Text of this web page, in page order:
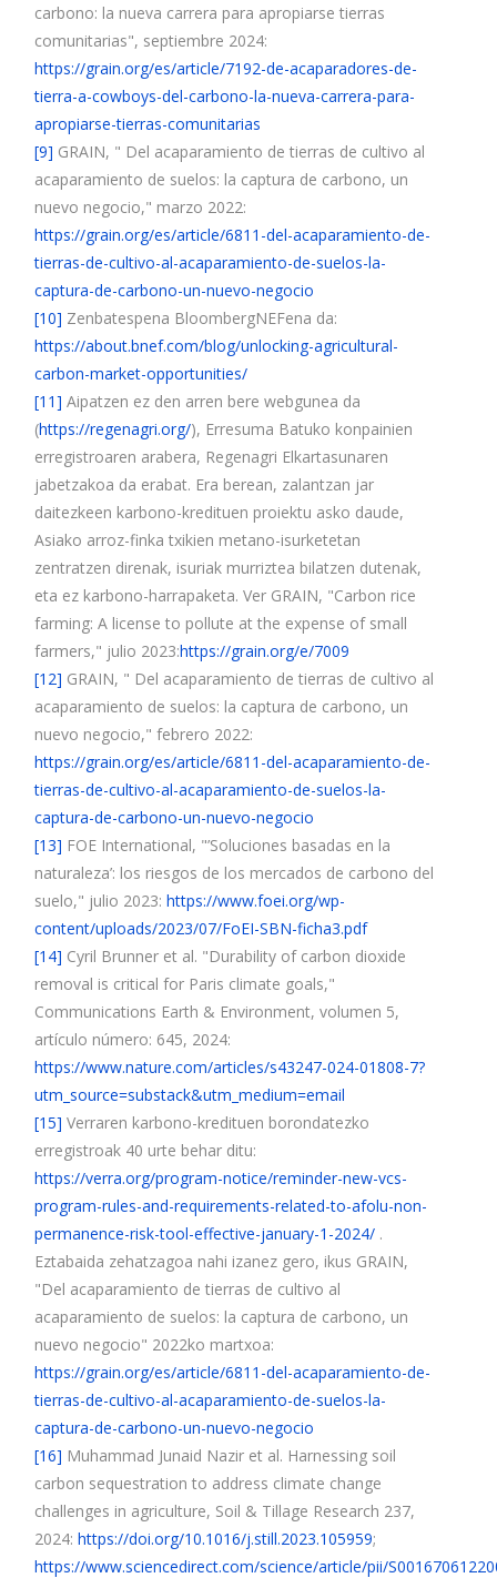
carbono: la nueva carrera para apropiarse tierras
comunitarias", septiembre 2024:
https://grain.org/es/article/7192-de-acaparadores-de-
tierra-a-cowboys-del-carbono-la-nueva-carrera-para-
apropiarse-tierras-comunitarias
[9] GRAIN, " Del acaparamiento de tierras de cultivo al
acaparamiento de suelos: la captura de carbono, un
nuevo negocio," marzo 2022:
https://grain.org/es/article/6811-del-acaparamiento-de-
tierras-de-cultivo-al-acaparamiento-de-suelos-la-
captura-de-carbono-un-nuevo-negocio
[10] Zenbatespena BloombergNEFena da:
https://about.bnef.com/blog/unlocking-agricultural-
carbon-market-opportunities/
[11] Aipatzen ez den arren bere webgunea da
(https://regenagri.org/), Erresuma Batuko konpainien
erregistroaren arabera, Regenagri Elkartasunaren
jabetzakoa da erabat. Era berean, zalantzan jar
daitezkeen karbono-kredituen proiektu asko daude,
Asiako arroz-finka txikien metano-isurketetan
zentratzen direnak, isuriak murriztea bilatzen dutenak,
eta ez karbono-harrapaketa. Ver GRAIN, "Carbon rice
farming: A license to pollute at the expense of small
farmers," julio 2023:https://grain.org/e/7009
[12] GRAIN, " Del acaparamiento de tierras de cultivo al
acaparamiento de suelos: la captura de carbono, un
nuevo negocio," febrero 2022:
https://grain.org/es/article/6811-del-acaparamiento-de-
tierras-de-cultivo-al-acaparamiento-de-suelos-la-
captura-de-carbono-un-nuevo-negocio
[13] FOE International, "’Soluciones basadas en la
naturaleza’: los riesgos de los mercados de carbono del
suelo," julio 2023: https://www.foei.org/wp-
content/uploads/2023/07/FoEI-SBN-ficha3.pdf
[14] Cyril Brunner et al. "Durability of carbon dioxide
removal is critical for Paris climate goals,"
Communications Earth & Environment, volumen 5,
artículo número: 645, 2024:
https://www.nature.com/articles/s43247-024-01808-7?
utm_source=substack&utm_medium=email
[15] Verraren karbono-kredituen borondatezko
erregistroak 40 urte behar ditu:
https://verra.org/program-notice/reminder-new-vcs-
program-rules-and-requirements-related-to-afolu-non-
permanence-risk-tool-effective-january-1-2024/ .
Eztabaida zehatzagoa nahi izanez gero, ikus GRAIN,
"Del acaparamiento de tierras de cultivo al
acaparamiento de suelos: la captura de carbono, un
nuevo negocio" 2022ko martxoa:
https://grain.org/es/article/6811-del-acaparamiento-de-
tierras-de-cultivo-al-acaparamiento-de-suelos-la-
captura-de-carbono-un-nuevo-negocio
[16] Muhammad Junaid Nazir et al. Harnessing soil
carbon sequestration to address climate change
challenges in agriculture, Soil & Tillage Research 237,
2024: https://doi.org/10.1016/j.still.2023.105959;
https://www.sciencedirect.com/science/article/pii/